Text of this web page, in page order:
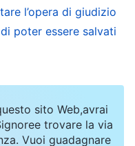
e deve fare
per ottenere
che l’uomo
e l’opera di Dio, “Il
l’opera di giudizio
poter essere salvati
sito Web,avrai
trovare la via
Vuoi guadagnare